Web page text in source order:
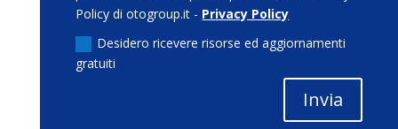
Policy di otogroup.it - Privacy Policy
Desidero ricevere risorse ed aggiornamenti
gratuiti
Invia